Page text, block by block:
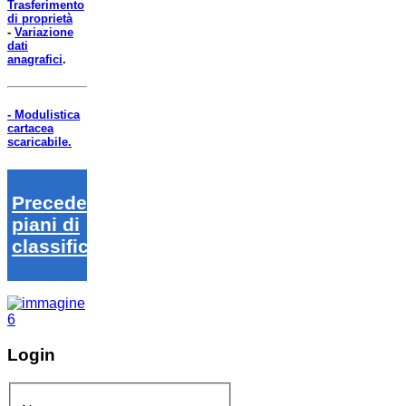
Trasferimento
di proprietà
- Variazione
dati
anagrafici.
- Modulistica
cartacea
scaricabile.
Precedenti
piani di
classifica
Login